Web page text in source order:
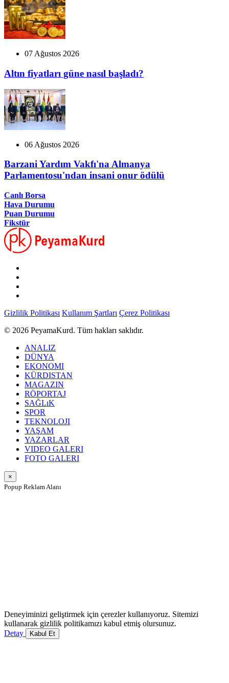
07 Ağustos 2026
Altın fiyatları güne nasıl başladı?
06 Ağustos 2026
Barzani Yardım Vakfı'na Almanya
Parlamentosu'ndan insani onur ödülü
Canlı Borsa
Hava Durumu
Puan Durumu
Fikstür
Gizlilik Politikası Kullanım Şartları Çerez Politikası
© 2026 PeyamaKurd. Tüm hakları saklıdır.
ANALIZ
DÜNYA
EKONOMI
KÜRDISTAN
MAGAZIN
RÖPORTAJ
SAĞLıK
SPOR
TEKNOLOJI
YAŞAM
YAZARLAR
VIDEO GALERI
FOTO GALERI
×
Popup Reklam Alanı
Deneyiminizi geliştirmek için çerezler kullanıyoruz. Sitemizi
kullanarak gizlilik politikamızı kabul etmiş olursunuz.
Detay
Kabul Et